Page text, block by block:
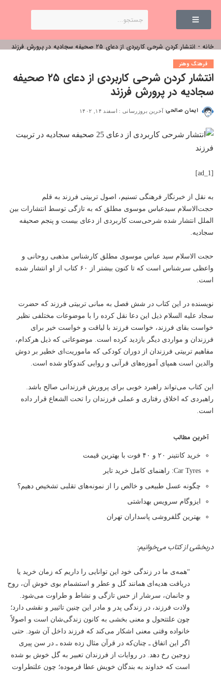
خانه - انتشار کردن شرحی کاربردی از دعای ۲۵ صحیفه سجادیه در پرورش فرزند
فرهنگ وهنر
انتشار کردن شرحی کاربردی از دعای ۲۵ صحیفه
سجادیه در پرورش فرزند
ایمان صالحی آخرین بروزرسانی : اسفند ۱۴, ۱۴۰۲
[ad_1]
به نقل از خبرنگار فرهنگی تسنیم، اصول تربیتی فرزند به قلم
حجت‌الاسلام سیدعباس موسوی مطلق که به تازگی توسط انتشارات بین
الملل انتشار شده شرحی‌ست کاربردی از دعای بیست و پنجم صحیفه
سجادیه.
حجت الاسلام سید عباس موسوی مطلق کارشناس مذهبی روحانی و
واعظی سرشناس است که تا کنون بیشتر از ۶۰ کتاب از او انتشار شده
است.
نویسنده در این کتاب در شش فصل به مبانی تربیتی فرزند که حضرت
سجاد علیه السلام ذیل این دعا نقل کرده را با موضوعات مختلفی نظیر
خواست بقای فرزند، خواست فرزند با لیاقت و خواست خیر برای
فرزندان و مواردی دیگر بازدید کرده است. موضوعاتی که ذیل هرکدام،
مفاهیم تربیتی فرزندان از دوران کودکی که ماموریت‌ای خطیر بر دوش
والدین است همپای آموزه‌های قرآنی و روایی کندوکاو شده است.
این کتاب می‌تواند راهبرد خوبی برای پرورش فرزندانی صالح باشد.
راهبردی که اخلاق رفتاری و عملی فرزندان را تحت الشعاع قرار داده
است.
آخرین مطالب
خرید کانتینر ۲۰ و ۴۰ فوت با بهترین قیمت
Car Tyres: راهنمای کامل خرید تایر
چگونه عسل طبیعی و خالص را از نمونه‌های تقلبی تشخیص دهیم؟
ایزوگام سرویس بهداشتی
بهترین گلفروشی پاسداران تهران
دربخشی از کتاب می‌خوانیم:
“همه‌ی ما در زندگی خود این توانایی را داریم که زمان خرید یا
دریافت هدیه‌ای همانند گل و عطر و استشمام بوی خوش آن، روح
و جانمان، سرشار از حس تازگی و نشاط و طراوت می‌شود.
ولادت فرزند، در زندگی پدر و مادر این چنین تاثییر و نقشی دارد؛
چون علتتحول و معنی بخشی به کانون زندگی‌شان است و اصولاً
خانواده وقتی معنی اشکار می‌کند که فرزند داخل آن شود. حتی
اگر این اتفاق ـ چنان‌که در قرآن مثال زده شده ـ در سن پیری
زوجین رخ دهد. در روایات از فرزندان تعبیر به گل خوش بو شده
است که خداوند به بندگان خویش عطا فرموده؛ چون علتطراوت